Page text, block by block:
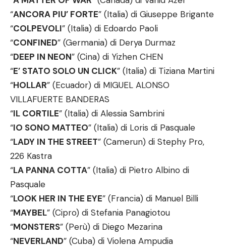
“ANCORA PIU’ FORTE” (Italia) di Giuseppe Brigante
“COLPEVOLI” (Italia) di Edoardo Paoli
“CONFINED” (Germania) di Derya Durmaz
“DEEP IN NEON” (Cina) di Yizhen CHEN
“E’ STATO SOLO UN CLICK” (Italia) di Tiziana Martini
“HOLLAR” (Ecuador) di MIGUEL ALONSO
VILLAFUERTE BANDERAS
“IL CORTILE” (Italia) di Alessia Sambrini
“IO SONO MATTEO” (Italia) di Loris di Pasquale
“LADY IN THE STREET” (Camerun) di Stephy Pro,
226 Kastra
“LA PANNA COTTA” (Italia) di Pietro Albino di
Pasquale
“LOOK HER IN THE EYE” (Francia) di Manuel Billi
“MAYBEL” (Cipro) di Stefania Panagiotou
“MONSTERS” (Perù) di Diego Mezarina
“NEVERLAND” (Cuba) di Violena Ampudia